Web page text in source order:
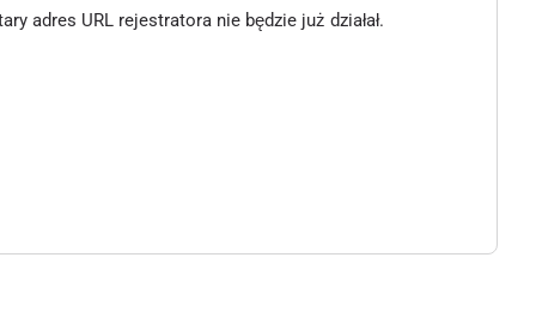
adres URL rejestratora nie będzie już działał.